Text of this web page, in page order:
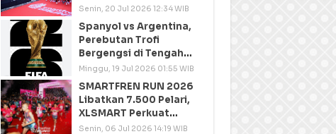
Senin, 20 Jul 2026 12:34 WIB
Spanyol vs Argentina,
Perebutan Trofi
Bergengsi di Tengah
Semangat Persatuan
Minggu, 19 Jul 2026 01:55 WIB
SMARTFREN RUN 2026
Libatkan 7.500 Pelari,
XLSMART Perkuat
Kedekatan dengan
Senin, 06 Jul 2026 14:19 WIB